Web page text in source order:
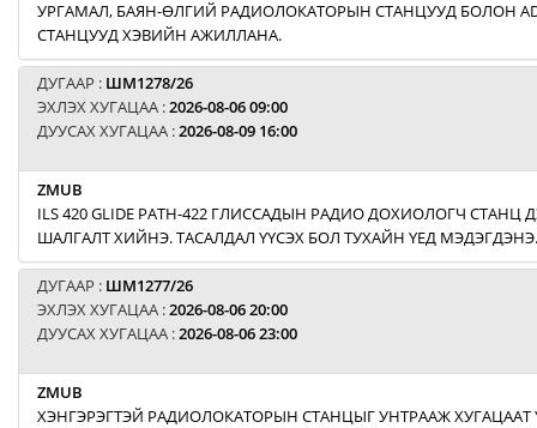
УРГАМАЛ, БАЯН-ӨЛГИЙ РАДИОЛОКАТОРЫН СТАНЦУУД БОЛОН
СТАНЦУУД ХЭВИЙН АЖИЛЛАНА.
ДУГААР : ШМ1278/26
ЭХЛЭХ ХУГАЦАА :2026-08-06 09:00
ДУУСАХ ХУГАЦАА :2026-08-09 16:00
ZMUB
ILS 420 GLIDE PATH-422 ГЛИССАДЫН РАДИО ДОХИОЛОГЧ СТАНЦ
ШАЛГАЛТ ХИЙНЭ. ТАСАЛДАЛ ҮҮСЭХ БОЛ ТУХАЙН ҮЕД МЭДЭГДЭНЭ.
ДУГААР : ШМ1277/26
ЭХЛЭХ ХУГАЦАА :2026-08-06 20:00
ДУУСАХ ХУГАЦАА :2026-08-06 23:00
ZMUB
ХЭНГЭРЭГТЭЙ РАДИОЛОКАТОРЫН СТАНЦЫГ УНТРААЖ ХУГАЦААТ